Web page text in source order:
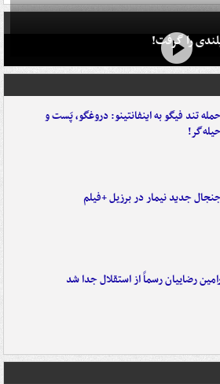
را گرفت!
تند فیگو به اینفانتینو: دروغگو، پَست‌ و
جدید نیمار در برزیل +فیلم
رضاییان رسماً از استقلال جدا شد